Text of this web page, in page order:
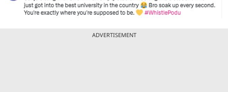
ADVERTISEMENT